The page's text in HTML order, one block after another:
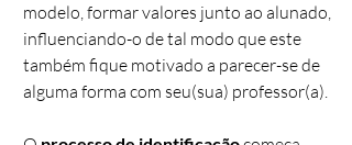
modelo, formar valores junto ao alunado,
influenciando-o de tal modo que este
também fique motivado a parecer-se de
alguma forma com seu(sua) professor(a).